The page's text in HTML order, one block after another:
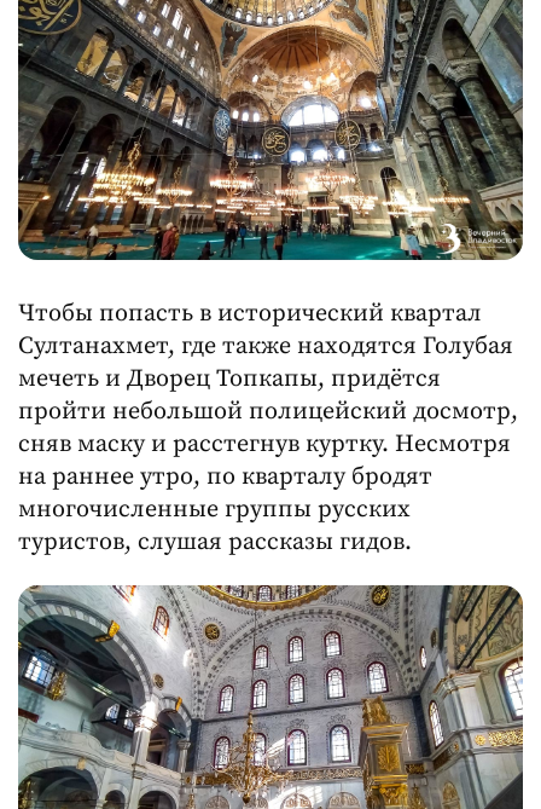
Чтобы попасть в исторический квартал
Султанахмет, где также находятся Голубая
мечеть и Дворец Топкапы, придётся
пройти небольшой полицейский досмотр,
сняв маску и расстегнув куртку. Несмотря
на раннее утро, по кварталу бродят
многочисленные группы русских
туристов, слушая рассказы гидов.